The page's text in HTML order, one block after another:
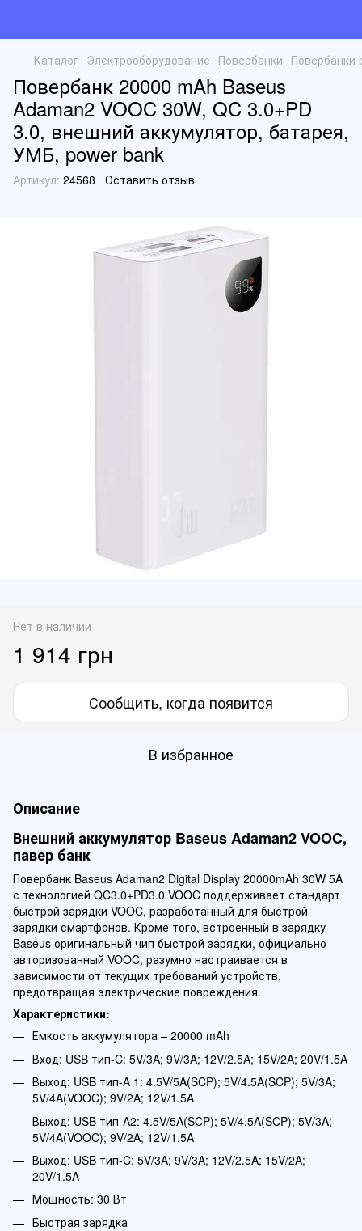
Каталог Электрооборудование Повербанки Повербанки
Повербанк 20000 mAh Baseus
Adaman2 VOOC 30W, QC 3.0+PD
3.0, внешний аккумулятор, батарея,
УМБ, power bank
Артикул: 24568 Оставить отзыв
Нет в наличии
1 914 грн
Сообщить, когда появится
В избранное
Описание
Внешний аккумулятор Baseus Adaman2 VOOC,
павер банк
Повербанк Baseus Adaman2 Digital Display 20000mAh 30W 5A
с технологией QC3.0+PD3.0 VOOC поддерживает стандарт
быстрой зарядки VOOC, разработанный для быстрой
зарядки смартфонов. Кроме того, встроенный в зарядку
Baseus оригинальный чип быстрой зарядки, официально
авторизованный VOOC, разумно настраивается в
зависимости от текущих требований устройств,
предотвращая электрические повреждения.
Характеристики:
Емкость аккумулятора – 20000 mAh
Вход: USB тип-C: 5V/3A; 9V/3A; 12V/2.5A; 15V/2A; 20V/1.5A
Выход: USB тип-A 1: 4.5V/5A(SCP); 5V/4.5A(SCP); 5V/3A;
5V/4A(VOOC); 9V/2A; 12V/1.5A
Выход: USB тип-A2: 4.5V/5A(SCP); 5V/4.5A(SCP); 5V/3A;
5V/4A(VOOC); 9V/2A; 12V/1.5A
Выход: USB тип-C: 5V/3A; 9V/3A; 12V/2.5A; 15V/2A;
20V/1.5A
Мощность: 30 Вт
Быстрая зарядка